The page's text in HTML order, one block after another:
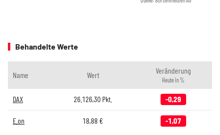
Behandelte Werte
Name Wert Veränderung
Heute in %
DAX 26.126,30 Pkt. -0,29
E.on 18,88 € -1,07